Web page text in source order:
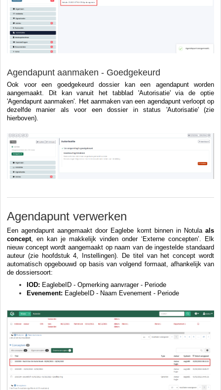
Agendapunt aanmaken - Goedgekeurd
Ook voor een goedgekeurd dossier kan een agendapunt worden
aangemaakt. Dit kan vanuit het tabblad 'Autorisatie' via de optie
'Agendapunt aanmaken'. Het aanmaken van een agendapunt verloopt op
dezelfde manier als voor een dossier in status 'Autorisatie' (zie
hierboven).
Agendapunt verwerken
Een agendapunt aangemaakt door Eaglebe komt binnen in Notula als
concept, en kan je makkelijk vinden onder ‘Externe concepten’. Elk
nieuw concept wordt aangemaakt op naam van de ingestelde standaard
auteur (zie hoofdstuk 4, Instellingen). De titel van het concept wordt
automatisch opgebouwd op basis van volgend formaat, afhankelijk van
de dossiersoort:
IOD: EaglebeID - Opmerking aanvrager - Periode
Evenement: EaglebeID - Naam Evenement - Periode